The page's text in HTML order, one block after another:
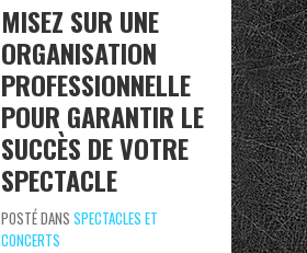
MISEZ SUR UNE
ORGANISATION
PROFESSIONNELLE
POUR GARANTIR LE
SUCCÈS DE VOTRE
SPECTACLE
POSTÉ DANS SPECTACLES ET
CONCERTS